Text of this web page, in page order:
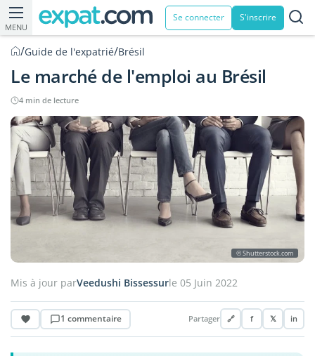
MENU
Se connecter S'inscrire
/Guide de l'expatrié/Brésil
Le marché de l'emploi au Brésil
4 min de lecture
© Shutterstock.com
Mis à jour parVeedushi Bissessurle 05 Juin 2022
1 commentaire Partager 🔗 f 𝕏 in